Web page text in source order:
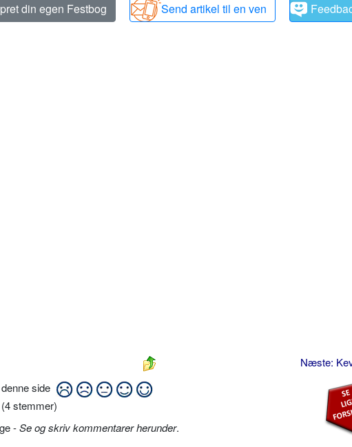
din egen Festbog Send artikel til en ven
Næste:
side
(4stemmer)
-Se og skriv kommentarer herunder.